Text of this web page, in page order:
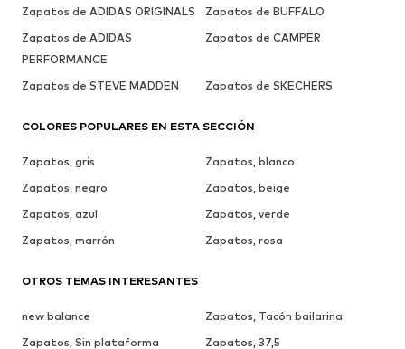
Zapatos de ADIDAS ORIGINALS
Zapatos de BUFFALO
Zapatos de ADIDAS
PERFORMANCE
Zapatos de CAMPER
Zapatos de STEVE MADDEN Zapatos de SKECHERS
COLORES POPULARES EN ESTA SECCIÓN
Zapatos, gris
Zapatos, blanco
Zapatos, negro
Zapatos, beige
Zapatos, azul
Zapatos, verde
Zapatos, marrón
Zapatos, rosa
OTROS TEMAS INTERESANTES
new balance
Zapatos, Tacón bailarina
Zapatos, Sin plataforma
Zapatos, 37,5